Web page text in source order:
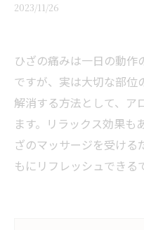
2023/11/26
ひざの痛みは一日の動
ですが、実は大切な部位
解消する方法として、ア
ます。リラックス効果も
ざのマッサージを受ける
もにリフレッシュできる